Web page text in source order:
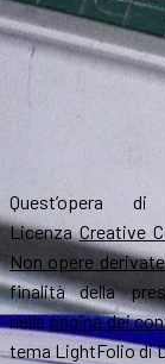
Quest’opera
LicenzaCreative
Non opere
finalità della
nellapagina dei
tema LightFolio di